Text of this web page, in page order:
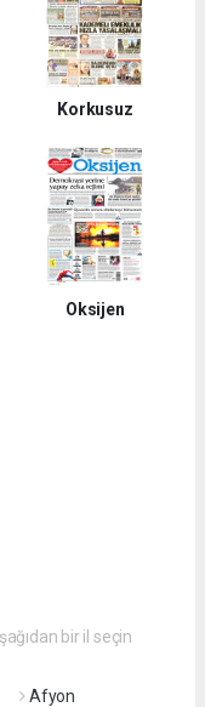
Korkusuz
Oksijen
bir il seçin
Afyon